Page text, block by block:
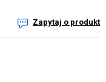
Zapytaj o produkt